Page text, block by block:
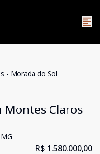
- Morada do Sol
Montes Claros
R$ 1.580.000,00